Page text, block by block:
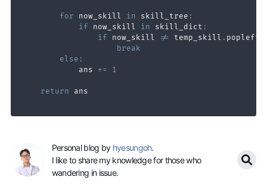
for now_skill in skill_tree :
if now_skill in skill_dict :
if now_skill != temp_skill . popleft
break
else :
            ans
+= 1
return
Personal blog by hyesungoh.
I like to share my knowledge for those who
wandering in issue.